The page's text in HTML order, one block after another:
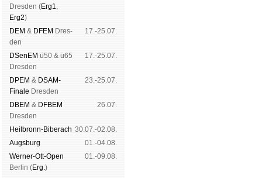
Dres­den (Erg1,
Erg2)
DEM & DFEM Dres­
den
17.-25.07.
DSenEM ü50 & ü65
Dres­den
17.-25.07.
DPEM & DSAM-
Finale Dres­den
23.-25.07.
DBEM & DFBEM
Dres­den
26.07.
Heil­bronn-Bi­ber­ach 30.07.-02.08.
Augs­burg
01.-04.08.
Werner-Ott-Open
Ber­lin (Erg.)
01.-09.08.